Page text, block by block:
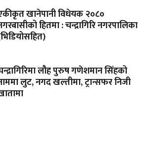
खानेपानी विधेयक २०८०
हितमा : चन्द्रागिरि नगरपालिका
लौह पुरुष गणेशमान सिंहको
लुट, नगद खल्तीमा, ट्रान्सफर निजी